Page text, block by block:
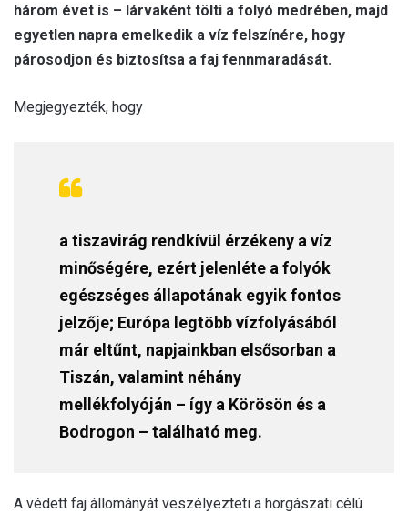
három évet is – lárvaként tölti a folyó medrében, majd
egyetlen napra emelkedik a víz felszínére, hogy
párosodjon és biztosítsa a faj fennmaradását.
Megjegyezték, hogy
a tiszavirág rendkívül érzékeny a víz
minőségére, ezért jelenléte a folyók
egészséges állapotának egyik fontos
jelzője; Európa legtöbb vízfolyásából
már eltűnt, napjainkban elsősorban a
Tiszán, valamint néhány
mellékfolyóján – így a Körösön és a
Bodrogon – található meg.
A védett faj állományát veszélyezteti a horgászati célú